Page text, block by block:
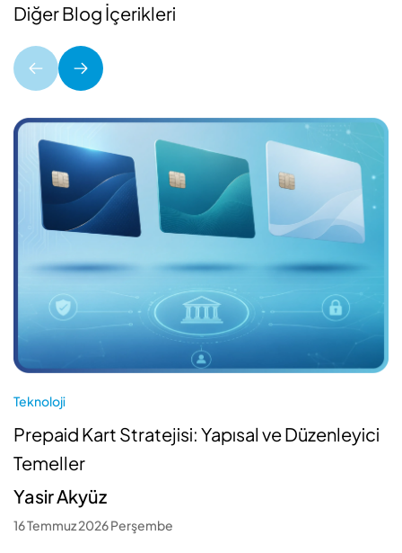
Diğer Blog İçerikleri
Teknoloji
Prepaid Kart Stratejisi: Yapısal ve Düzenleyici
Temeller
Yasir Akyüz
16 Temmuz 2026 Perşembe